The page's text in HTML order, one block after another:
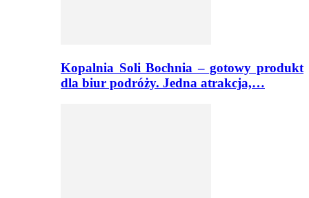
Kopalnia Soli Bochnia – gotowy produkt
dla biur podróży. Jedna atrakcja,…